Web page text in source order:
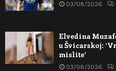
03/08/2026
Elvedina
u Švicarskoj:
mislite’
03/08/2026